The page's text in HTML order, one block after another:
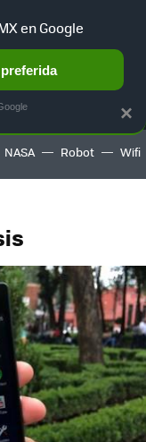
NUEVO
NASA Robot Wifi
×
en Google